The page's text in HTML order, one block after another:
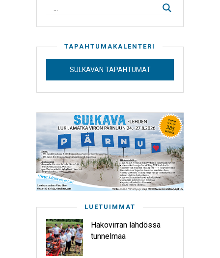
TAPAHTUMAKALENTERI
SULKAVAN TAPAHTUMAT
LUETUIMMAT
Hakovirran lähdössä
tunnelmaa